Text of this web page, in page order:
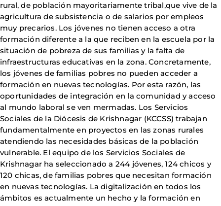
rural, de población mayoritariamente tribal,que vive de la
agricultura de subsistencia o de salarios por empleos
muy precarios. Los jóvenes no tienen acceso a otra
formación diferente a la que reciben en la escuela por la
situación de pobreza de sus familias y la falta de
infraestructuras educativas en la zona. Concretamente,
los jóvenes de familias pobres no pueden acceder a
formación en nuevas tecnologías. Por esta razón, las
oportunidades de integración en la comunidad y acceso
al mundo laboral se ven mermadas. Los Servicios
Sociales de la Diócesis de Krishnagar (KCCSS) trabajan
fundamentalmente en proyectos en las zonas rurales
atendiendo las necesidades básicas de la población
vulnerable. El equipo de los Servicios Sociales de
Krishnagar ha seleccionado a 244 jóvenes, 124 chicos y
120 chicas, de familias pobres que necesitan formación
en nuevas tecnologías. La digitalización en todos los
ámbitos es actualmente un hecho y la formación en